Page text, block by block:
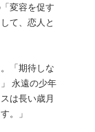
変容を促す
て、恋人と
「期待しな
永遠の少年
は長い歳月
。」